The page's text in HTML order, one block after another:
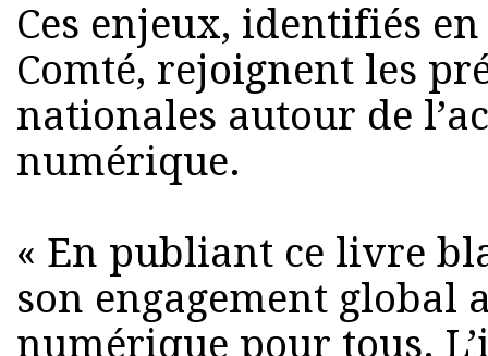
Ces enjeux, identifiés
Comté, rejoignent les
nationales autour de
numérique.
« En publiant ce livre
son engagement global
numérique pour tous.